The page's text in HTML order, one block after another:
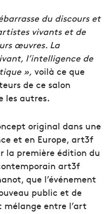
du discours et
vivants et de
œuvres. La
l’intelligence de
», voilà ce que
de ce salon
les autres.
original dans une
et en Europe, art3f
la première édition du
art3f
que l’événement
public et de
mélange entre l’art